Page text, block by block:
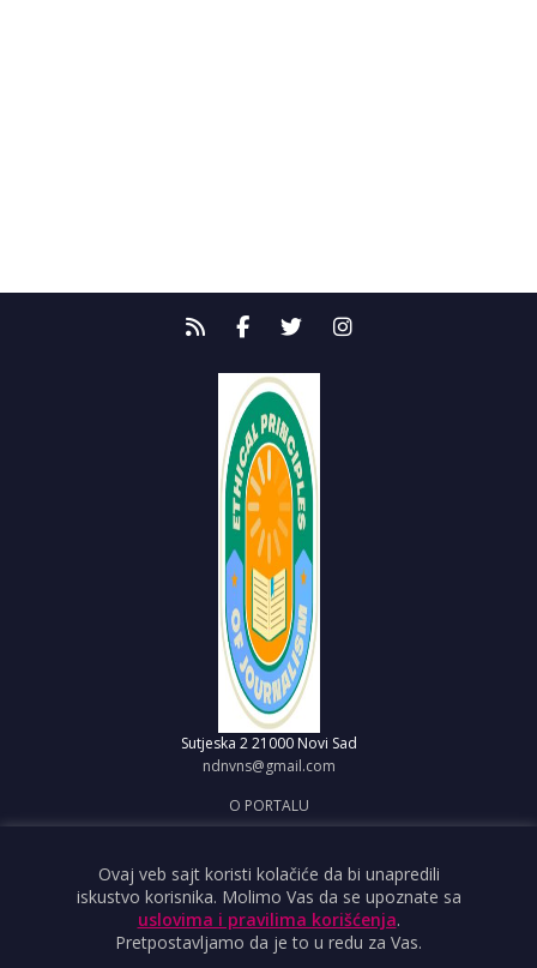
Sutjeska 2 21000 Novi Sad
ndnvns@gmail.com
O PORTALU
OBJAVI VEST
USLOVI KORIŠĆENJA
Ovaj veb sajt koristi kolačiće da bi unapredili
iskustvo korisnika. Molimo Vas da se upoznate sa
uslovima i pravilima korišćenja.
Pretpostavljamo da je to u redu za Vas.